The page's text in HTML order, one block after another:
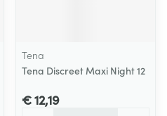
Tena
Tena Discreet Maxi Night 12
€ 12,19